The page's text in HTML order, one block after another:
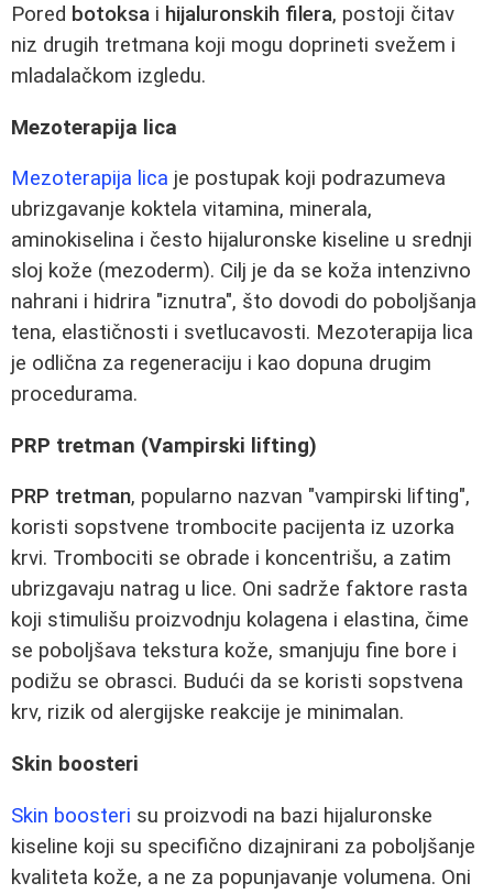
Pored botoksa i hijaluronskih filera, postoji čitav
niz drugih tretmana koji mogu doprineti svežem i
mladalačkom izgledu.
Mezoterapija lica
Mezoterapija lica je postupak koji podrazumeva
ubrizgavanje koktela vitamina, minerala,
aminokiselina i često hijaluronske kiseline u srednji
sloj kože (mezoderm). Cilj je da se koža intenzivno
nahrani i hidrira "iznutra", što dovodi do poboljšanja
tena, elastičnosti i svetlucavosti. Mezoterapija lica
je odlična za regeneraciju i kao dopuna drugim
procedurama.
PRP tretman (Vampirski lifting)
PRP tretman, popularno nazvan "vampirski lifting",
koristi sopstvene trombocite pacijenta iz uzorka
krvi. Trombociti se obrade i koncentrišu, a zatim
ubrizgavaju natrag u lice. Oni sadrže faktore rasta
koji stimulišu proizvodnju kolagena i elastina, čime
se poboljšava tekstura kože, smanjuju fine bore i
podižu se obrasci. Budući da se koristi sopstvena
krv, rizik od alergijske reakcije je minimalan.
Skin boosteri
Skin boosteri su proizvodi na bazi hijaluronske
kiseline koji su specifično dizajnirani za poboljšanje
kvaliteta kože, a ne za popunjavanje volumena. Oni